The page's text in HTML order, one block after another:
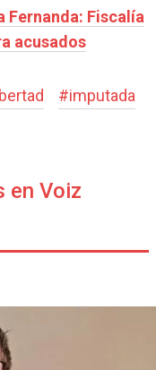
Fernanda: Fiscalía
acusados
#imputada
en Voiz